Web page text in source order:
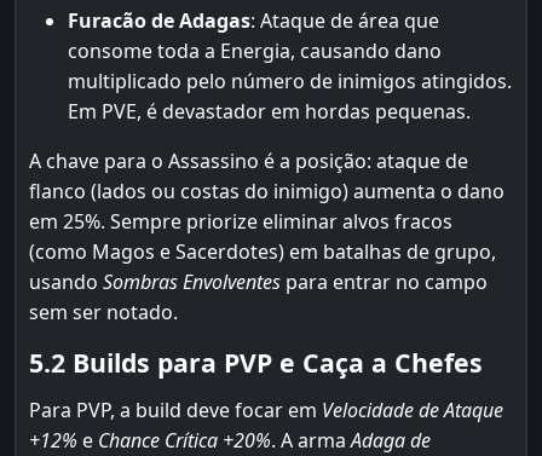
Furacão de Adagas: Ataque de área que
consome toda a Energia, causando dano
multiplicado pelo número de inimigos atingidos.
Em PVE, é devastador em hordas pequenas.
A chave para o Assassino é a posição: ataque de
flanco (lados ou costas do inimigo) aumenta o dano
em 25%. Sempre priorize eliminar alvos fracos
(como Magos e Sacerdotes) em batalhas de grupo,
usando Sombras Envolventes para entrar no campo
sem ser notado.
5.2 Builds para PVP e Caça a Chefes
Para PVP, a build deve focar em Velocidade de Ataque
+12% e Chance Crítica +20%. A armaAdaga de